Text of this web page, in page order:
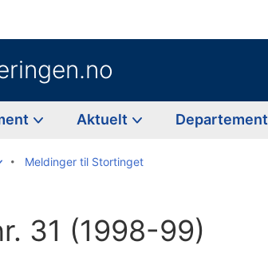
Aktuelt Departement
Meldinger til Stortinget
31 (1998-99)